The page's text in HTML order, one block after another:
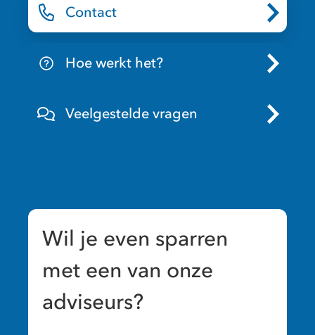
Contact
Hoe werkt het?
Veelgestelde vragen
Wil je even sparren
met een van onze
adviseurs?